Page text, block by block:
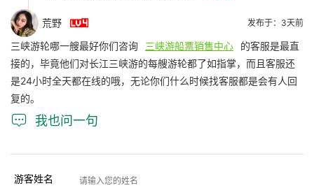
荒野  发布于：3天前
三峡游轮哪一艘最好你们咨询 三峡游船票销售中心
的客服是最直
接的，毕竟他们对长江三峡游的每艘游轮都了如指掌，而且客服还
是24小时全天都在线的哦，无论你们什么时候找客服都是会有人回
复的。
 我也问一句
游客姓名